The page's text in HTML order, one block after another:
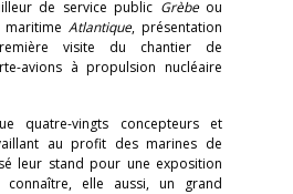
de service public Grèbe ou
maritimeAtlantique, présentation
visite du chantier de
avions à propulsion nucléaire
quatre-vingts concepteurs et
au profit des marines de
leur stand pour une exposition
elle aussi, un grand